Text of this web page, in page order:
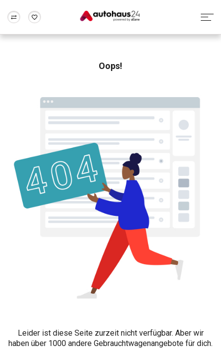
Rund um die Inzahlungnahme
Oops!
Leider ist diese Seite zurzeit nicht verfügbar. Aber wir
haben über 1000 andere Gebrauchtwagenangebote für dich.